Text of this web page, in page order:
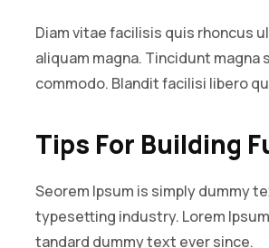
Diam vitae facilisis quis rhoncus
aliquam magna. Tincidunt
commodo. Blandit facilisi libero
Tips For Building
Seorem Ipsum is simply dummy
typesetting industry. Lorem
tandard dummy text ever since.